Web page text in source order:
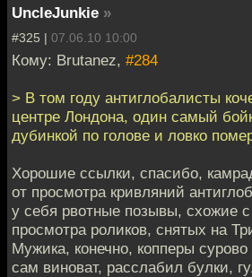
UncleJunkie »
#325 | 07.06.10 10:00
Кому: Brutanez, #284
> В том году антиглобалисты
центре Лондона, один самый
дубинкой по голове и ловко
Хорошие ссылки, спасибо,
от просмотра кривляний
у себя рвотные позывы, схожие
просмотра роликов, снятых на
Мужика, конечно, копперы
сам виноват, расслабил булки,